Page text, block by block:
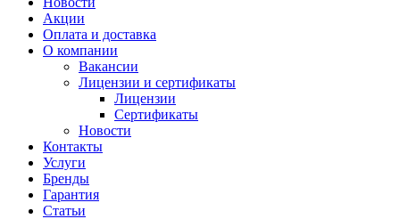
Акции
Оплата и доставка
О компании
Вакансии
Лицензии и сертификаты
Лицензии
Сертификаты
Новости
Контакты
Услуги
Бренды
Гарантия
Статьи